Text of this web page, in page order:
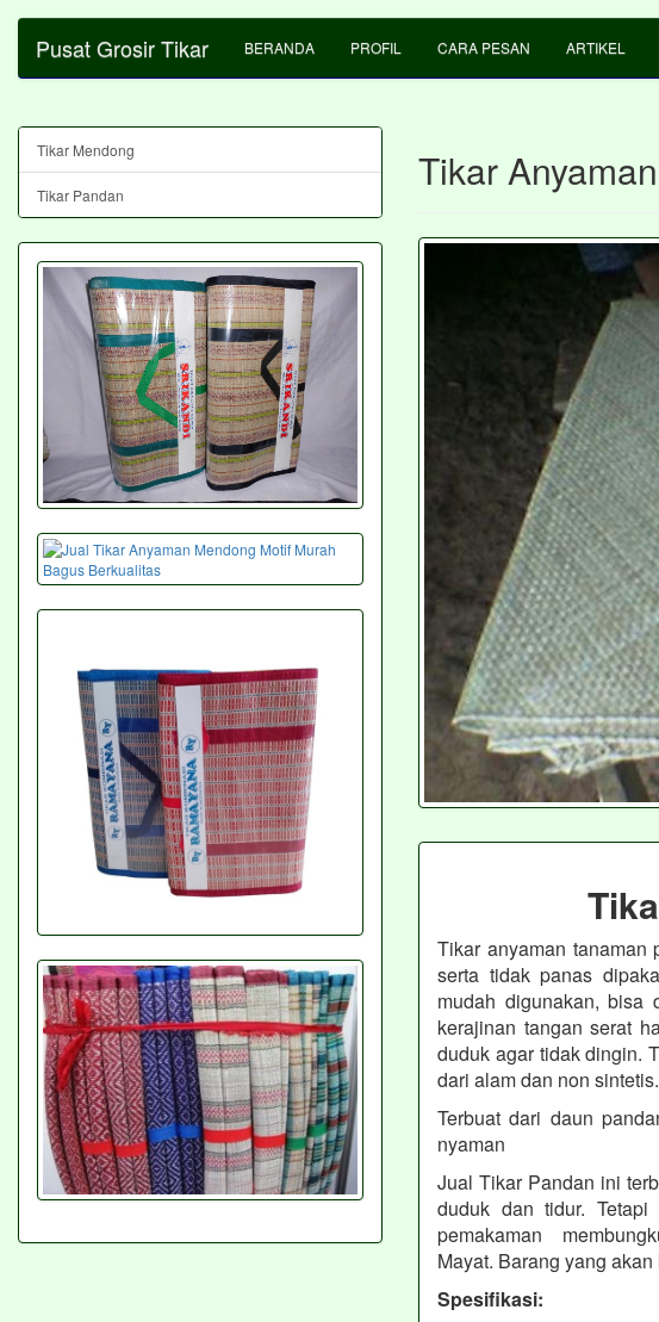
Pusat Grosir Tikar BERANDA PROFIL CARA PESAN ARTIKEL
Tikar
Tikar anyaman tanaman
serta tidak panas
mudah digunakan, bisa
kerajinan tangan serat
duduk agar tidak dingin.
dari alam dan non sintetis.
Terbuat dari daun
nyaman
Jual Tikar Pandan ini
duduk dan tidur.
pemakaman
Mayat. Barang yang
Spesifikasi:
Tikar Mendong
Tikar Pandan